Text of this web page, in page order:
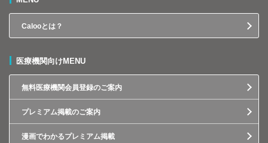
Calooとは？
医療機関向けMENU
無料医療機関会員登録のご案内
プレミアム掲載のご案内
漫画でわかるプレミアム掲載